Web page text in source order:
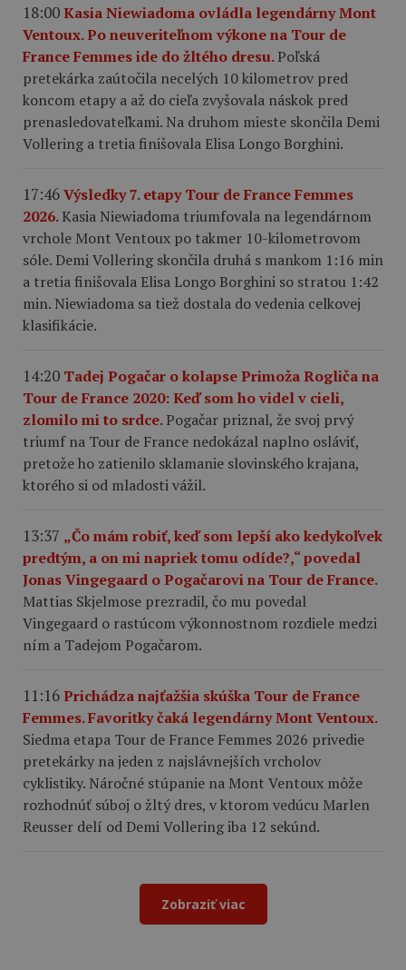
18:00Kasia Niewiadoma ovládla legendárny Mont
Ventoux. Po neuveriteľnom výkone na Tour de
France Femmes ide do žltého dresu.Poľská
pretekárka zaútočila necelých 10 kilometrov pred
koncom etapy a až do cieľa zvyšovala náskok pred
prenasledovateľkami. Na druhom mieste skončila Demi
Vollering a tretia finišovala Elisa Longo Borghini.
17:46Výsledky 7. etapy Tour de France Femmes
2026.Kasia Niewiadoma triumfovala na legendárnom
vrchole Mont Ventoux po takmer 10-kilometrovom
sóle. Demi Vollering skončila druhá s mankom 1:16 min
a tretia finišovala Elisa Longo Borghini so stratou 1:42
min. Niewiadoma sa tiež dostala do vedenia celkovej
klasifikácie.
14:20 Tadej Pogačar o kolapse Primoža Rogliča na
Tour de France 2020: Keď som ho videl v cieli,
zlomilo mi to srdce.Pogačar priznal, že svoj prvý
triumf na Tour de France nedokázal naplno osláviť,
pretože ho zatienilo sklamanie slovinského krajana,
ktorého si od mladosti vážil.
13:37 „Čo mám robiť, keď som lepší ako kedykoľvek
predtým, a on mi napriek tomu odíde?,“ povedal
Jonas Vingegaard o Pogačarovi na Tour de France.
Mattias Skjelmose prezradil, čo mu povedal
Vingegaard o rastúcom výkonnostnom rozdiele medzi
ním a Tadejom Pogačarom.
11:16Prichádza najťažšia skúška Tour de France
Femmes. Favoritky čaká legendárny Mont Ventoux.
Siedma etapa Tour de France Femmes 2026 privedie
pretekárky na jeden z najslávnejších vrcholov
cyklistiky. Náročné stúpanie na Mont Ventoux môže
rozhodnúť súboj o žltý dres, v ktorom vedúcu Marlen
Reusser delí od Demi Vollering iba 12 sekúnd.
Zobraziť viac